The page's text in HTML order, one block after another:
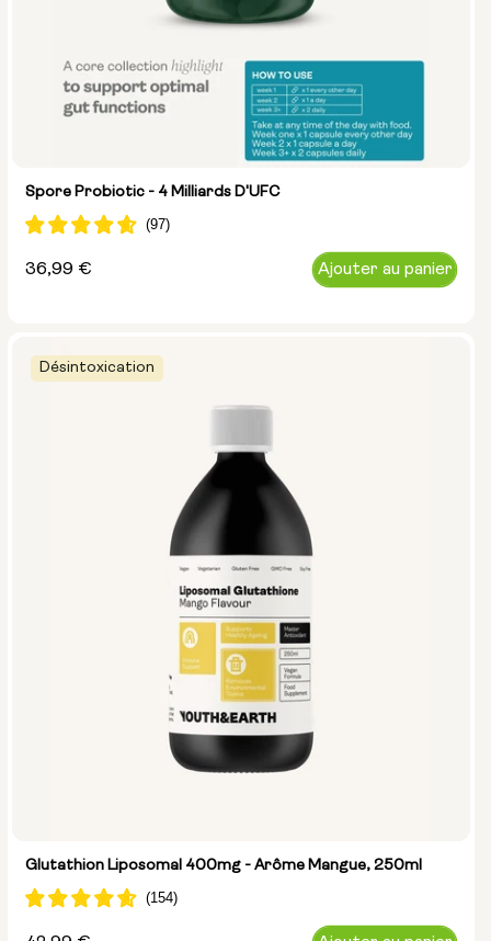
Spore Probiotic - 4 Milliards D'UFC
Prix
36,99 € Ajouter au panier
Désintoxication
Glutathion Liposomal 400mg - Arôme Mangue, 250ml